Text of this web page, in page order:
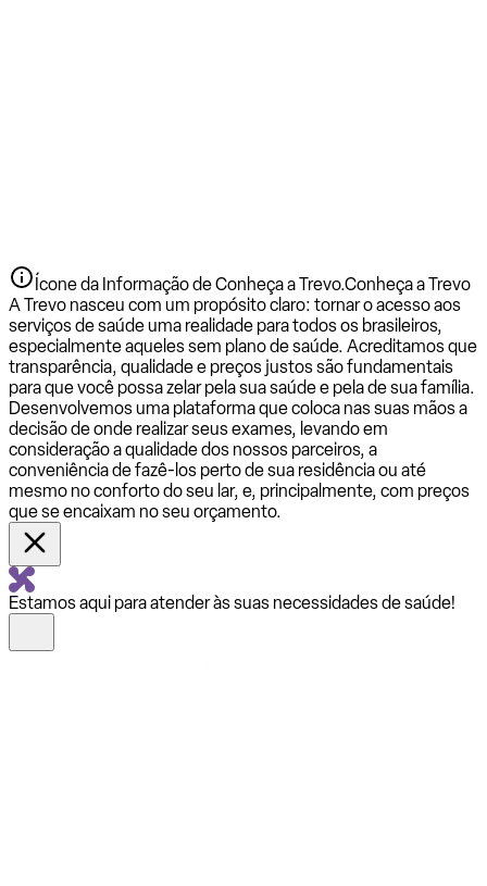
Ícone da Informação de Conheça a Trevo.Conheça a Trevo
A Trevo nasceu com um propósito claro: tornar o acesso aos
serviços de saúde uma realidade para todos os brasileiros,
especialmente aqueles sem plano de saúde. Acreditamos que
transparência, qualidade e preços justos são fundamentais
para que você possa zelar pela sua saúde e pela de sua família.
Desenvolvemos uma plataforma que coloca nas suas mãos a
decisão de onde realizar seus exames, levando em
consideração a qualidade dos nossos parceiros, a
conveniência de fazê-los perto de sua residência ou até
mesmo no conforto do seu lar, e, principalmente, com preços
que se encaixam no seu orçamento.
Estamos aqui para atender às suas necessidades de saúde!